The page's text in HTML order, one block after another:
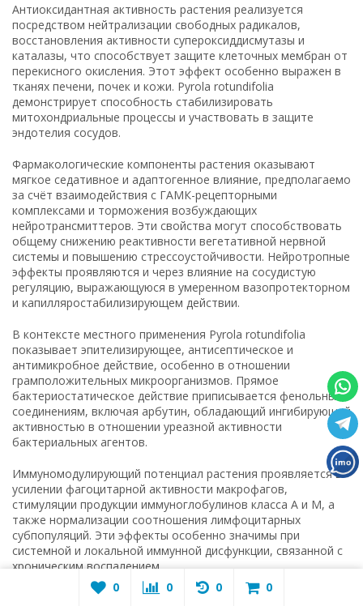
Антиоксидантная активность растения реализуется
посредством нейтрализации свободных радикалов,
восстановления активности супероксиддисмутазы и
каталазы, что способствует защите клеточных мембран от
перекисного окисления. Этот эффект особенно выражен в
тканях печени, почек и кожи. Pyrola rotundifolia
демонстрирует способность стабилизировать
митохондриальные процессы и участвовать в защите
эндотелия сосудов.
Фармакологические компоненты растения оказывают
мягкое седативное и адаптогенное влияние, предполагаемо
за счёт взаимодействия с ГАМК-рецепторными
комплексами и торможения возбуждающих
нейротрансмиттеров. Эти свойства могут способствовать
общему снижению реактивности вегетативной нервной
системы и повышению стрессоустойчивости. Нейротропные
эффекты проявляются и через влияние на сосудистую
регуляцию, выражающуюся в умеренном вазопротекторном
и капилляростабилизирующем действии.
В контексте местного применения Pyrola rotundifolia
показывает эпителизирующее, антисептическое и
антимикробное действие, особенно в отношении
грамположительных микроорганизмов. Прямое
бактериостатическое действие приписывается фенольным
соединениям, включая арбутин, обладающий ингибирующей
активностью в отношении уреазной активности
бактериальных агентов.
Иммуномодулирующий потенциал растения проявляется в
усилении фагоцитарной активности макрофагов,
стимуляции продукции иммуноглобулинов класса A и M, а
также нормализации соотношения лимфоцитарных
субпопуляций. Эти эффекты особенно значимы при
системной и локальной иммунной дисфункции, связанной с
хроническим воспалением.
Фармакодинамика Pyrola rotundifolia носит
0 0 0 0